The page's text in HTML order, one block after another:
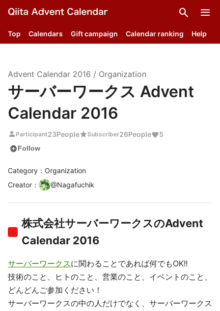
search menu
Top Calendars Gift campaign Calendar ranking Help
Advent Calendar 2016 / Organization
サーバーワークス Advent
Calendar 2016
person Participant23PeoplestarSubscriber26People 5
add_circleFollow
Category：Organization
Creator ： @Nagafuchik
株式会社サーバーワークスのAdvent
Calendar 2016
サーバーワークスに関わることであれば何でもOK!!
技術のこと、ヒトのこと、営業のこと、イベントのこと、
どんどんご参加ください！
サーバーワークスの中の人だけでなく、サーバーワークス